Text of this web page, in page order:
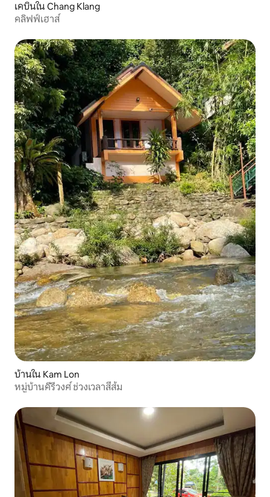
เคบินใน Chang Klang
คลิฟฟ์เฮาส์
บ้านใน Kam Lon
หมู่บ้านคีรีวงศ์ ช่วงเวลาสีส้ม